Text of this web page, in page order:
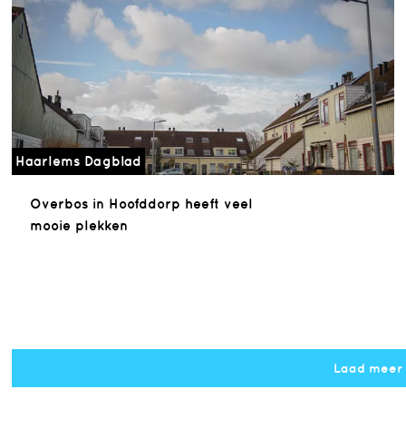
Haarlems Dagblad
Overbos in Hoofddorp heeft veel
mooie plekken
Laad meer